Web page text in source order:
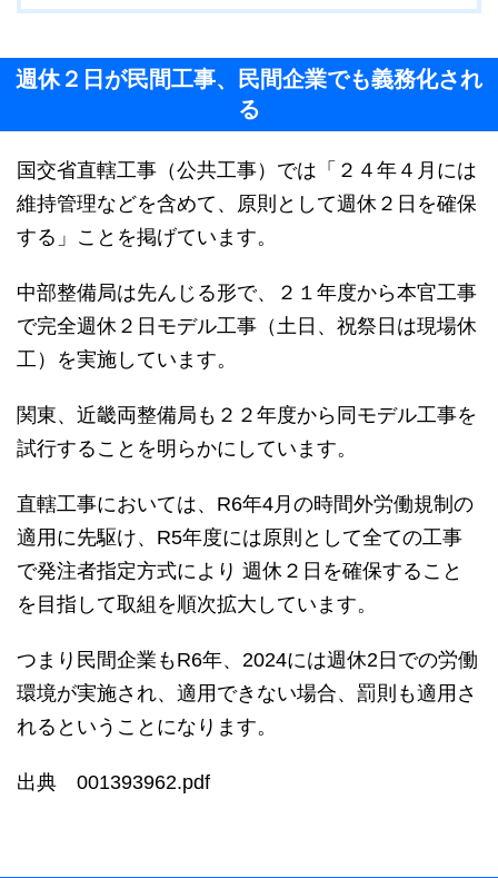
週休２日が民間工事、民間企業でも義務化され
る
国交省直轄工事（公共工事）では「２４年４月には
維持管理などを含めて、原則として週休２日を確保
する」ことを掲げています。
中部整備局は先んじる形で、２１年度から本官工事
で完全週休２日モデル工事（土日、祝祭日は現場休
工）を実施しています。
関東、近畿両整備局も２２年度から同モデル工事を
試行することを明らかにしています。
直轄工事においては、R6年4月の時間外労働規制の
適用に先駆け、R5年度には原則として全ての工事
で発注者指定方式により 週休２日を確保すること
を目指して取組を順次拡大しています。
つまり民間企業もR6年、2024には週休2日での労働
環境が実施され、適用できない場合、罰則も適用さ
れるということになります。
出典 001393962.pdf